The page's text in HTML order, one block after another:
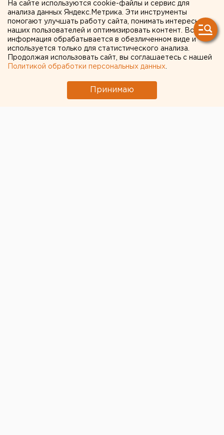
губернаторы Свердловской
области выступили с
первыми заявлениями
На сайте используются cookie-файлы и сервис для
анализа данных Яндекс.Метрика. Эти инструменты
помогают улучшать работу сайта, понимать интересы
наших пользователей и оптимизировать контент. Вся
информация обрабатывается в обезличенном виде и
используется только для статистического анализа.
Продолжая использовать сайт, вы соглашаетесь с нашей
Политикой обработки персональных данных
Принимаю